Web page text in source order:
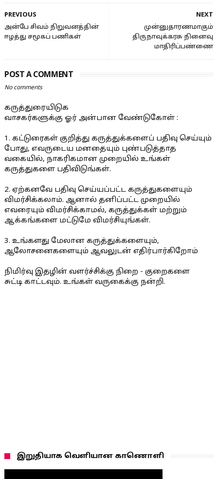
NEXT
முன்னுதாரணமாகும்
திருநாவுக்கரசு நினைவு
மாதிரிப்பண்ணை
PREVIOUS
அன்பே சிவம் நிறுவனத்தின்
ஈழத்து சமூகப் பணிகள்
POST A COMMENT
No comments
கருத்துரையிடுக
வாசகர்களுக்கு ஓர் அன்பான வேண்டுகோள் :
1. கட்டுரைகள் குறித்து கருத்துக்களைப் பதிவு செய்யும்
போது, எவருடைய மனதையும் புண்படுத்தாத
வகையில், நாகரிகமான முறையில் உங்கள்
கருத்துகளை பதிவிடுங்கள்.
2. ஏற்கனவே பதிவு செய்யப்பட்ட கருத்துகளையும்
விமர்சிக்கலாம். ஆனால் தனிப்பட்ட முறையில்
எவரையும் விமர்சிக்காமல், கருத்துக்கள் மற்றும்
ஆக்கங்களை மட்டுமே விமர்சியுங்கள்.
3. உங்களது மேலான கருத்துக்களையும்,
ஆலோசனைகளையும் ஆவலுடன் எதிர்பார்கிறோம்
நிமிர்வு இதழின் வளர்ச்சிக்கு நிறை - குறைகளை
சுட்டி காட்டவும். உங்கள் வருகைக்கு நன்றி.
இறுதியாக வெளியான காணொளி